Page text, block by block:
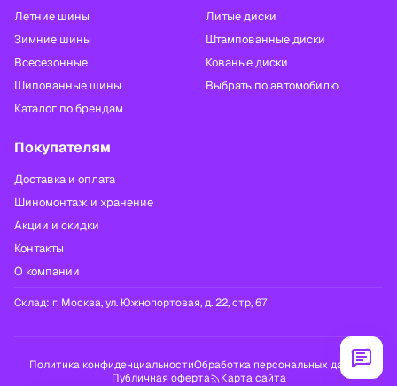
Летние шины
Зимние шины
Всесезонные
Шипованные шины
Каталог по брендам
Литые диски
Штампованные диски
Кованые диски
Выбрать по автомобилю
Покупателям
Доставка и оплата
Шиномонтаж и хранение
Акции и скидки
Контакты
О компании
Склад: г. Москва, ул. Южнопортовая, д. 22, стр, 67
Политика конфиденциальностиОбработка персональных данных
Публичная оферта
Карта сайта